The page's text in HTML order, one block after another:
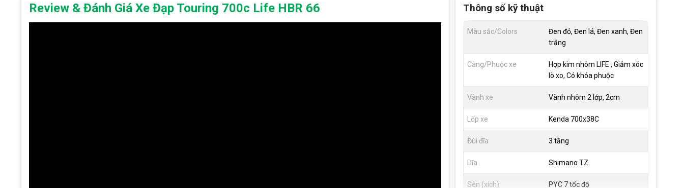
Review & Đánh Giá Xe Đạp Touring 700c Life HBR 66 Thông số kỹ thuật
Màu sắc/Colors
Đen đỏ, Đen lá, Đen xanh, Đen
trắng
Càng/Phuộc xe
Hợp kim nhôm LIFE , Giảm xóc
lò xo, Có khóa phuộc
Vành xe Vành nhôm 2 lớp, 2cm
Lốp xe Kenda 700x38C
Đùi đĩa 3 tầng
Dĩa Shimano TZ
Sên (xích) PYC 7 tốc độ